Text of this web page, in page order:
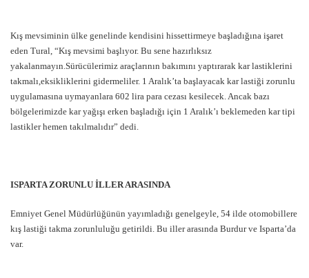
Kış mevsiminin ülke genelinde kendisini hissettirmeye başladığına işaret
eden Tural, “Kış mevsimi başlıyor. Bu sene hazırlıksız
yakalanmayın.Sürücülerimiz araçlarının bakımını yaptırarak kar lastiklerini
takmalı,eksikliklerini gidermeliler. 1 Aralık’ta başlayacak kar lastiği zorunlu
uygulamasına uymayanlara 602 lira para cezası kesilecek. Ancak bazı
bölgelerimizde kar yağışı erken başladığı için 1 Aralık’ı beklemeden kar tipi
lastikler hemen takılmalıdır” dedi.
ISPARTA ZORUNLU İLLER ARASINDA
Emniyet Genel Müdürlüğünün yayımladığı genelgeyle, 54 ilde otomobillere
kış lastiği takma zorunluluğu getirildi. Bu iller arasında Burdur ve Isparta’da
var.